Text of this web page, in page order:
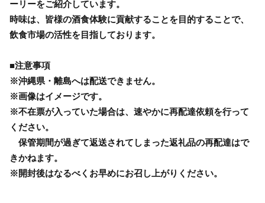
ーリーをご紹介しています。
時味は、皆様の酒食体験に貢献することを目的することで、
飲食市場の活性を目指しております。
■注意事項
※沖縄県・離島へは配送できません。
※画像はイメージです。
※不在票が入っていた場合は、速やかに再配達依頼を行って
ください。
保管期間が過ぎて返送されてしまった返礼品の再配達はで
きかねます。
※開封後はなるべくお早めにお召し上がりください。